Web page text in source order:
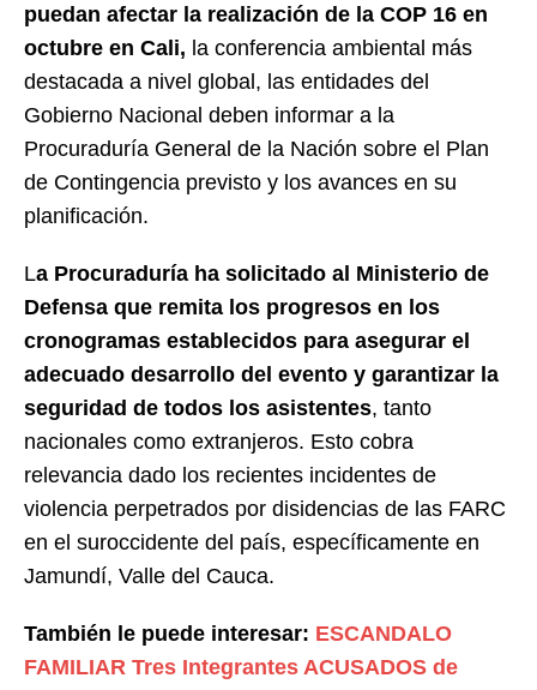
puedan afectar la realización de la COP 16 en
octubre en Cali, la conferencia ambiental más
destacada a nivel global, las entidades del
Gobierno Nacional deben informar a la
Procuraduría General de la Nación sobre el Plan
de Contingencia previsto y los avances en su
planificación.
La Procuraduría ha solicitado al Ministerio de
Defensa que remita los progresos en los
cronogramas establecidos para asegurar el
adecuado desarrollo del evento y garantizar la
seguridad de todos los asistentes, tanto
nacionales como extranjeros. Esto cobra
relevancia dado los recientes incidentes de
violencia perpetrados por disidencias de las FARC
en el suroccidente del país, específicamente en
Jamundí, Valle del Cauca.
También le puede interesar: ESCANDALO
FAMILIAR Tres Integrantes ACUSADOS de